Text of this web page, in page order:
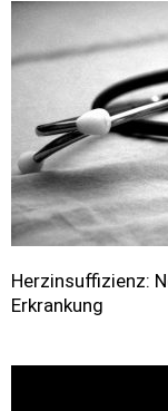
Herzinsuffizienz:
Erkrankung